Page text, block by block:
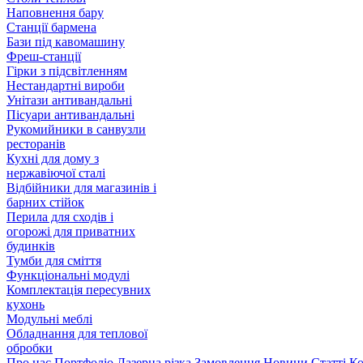
Наповнення бару
Станції бармена
Бази під кавомашину
Фреш-станції
Гірки з підсвітленням
Нестандартні вироби
Унітази антивандальні
Пісуари антивандальні
Рукомийники в санвузли
ресторанів
Кухні для дому з
нержавіючої сталі
Відбійники для магазинів і
барних стійок
Перила для сходів і
огорожі для приватних
будинків
Тумби для сміття
Функціональні модулі
Комплектація пересувних
кухонь
Модульні меблі
Обладнання для теплової
обробки